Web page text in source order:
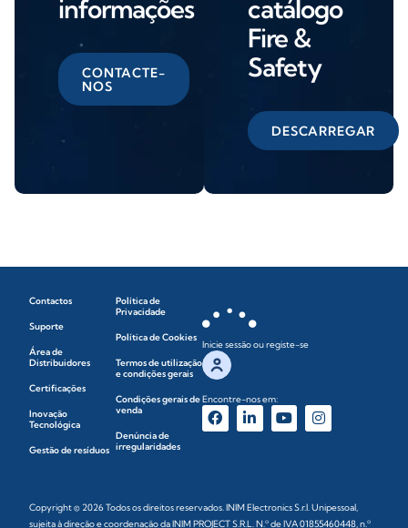
informações
CONTACTE-
NOS
catálogo
Fire &
Safety
DESCARREGAR
Contactos
Suporte
Área de
Distribuidores
Certificações
Inovação
Tecnológica
Gestão de resíduos
Política de
Privacidade
Política de Cookies
Termos de utilização
e condições gerais
Condições gerais de
venda
Denúncia de
irregularidades
Inicie sessão ou registe-se
Encontre-nos em:
Copyright © 2026 Todos os direitos reservados. INIM Electronics S.r.l. Unipessoal,
sujeita à direção e coordenação da INIM PROJECT S.R.L. N.º de IVA 01855460448, n.º